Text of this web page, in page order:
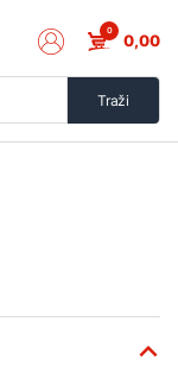
Traži
0 0,00